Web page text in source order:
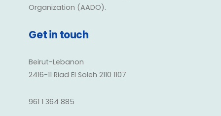
Organization (AADO).
Get in touch
Beirut-Lebanon
2416-11 Riad El Soleh 2110 1107
961 1 364 885